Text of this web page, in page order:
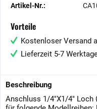
Artikel-Nr.:
Vorteile
Kostenloser Versand
Lieferzeit 5-7
Beschreibung
Anschluss 1/4"X1/4" Loch